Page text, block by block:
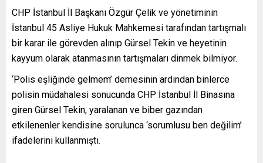
CHP İstanbul İl Başkanı Özgür Çelik ve yönetiminin
İstanbul 45 Asliye Hukuk Mahkemesi tarafından tartışmalı
bir karar ile görevden alınıp Gürsel Tekin ve heyetinin
kayyum olarak atanmasının tartışmaları dinmek bilmiyor.
‘Polis eşliğinde gelmem’ demesinin ardından binlerce
polisin müdahalesi sonucunda CHP İstanbul İl Binasına
giren Gürsel Tekin, yaralanan ve biber gazından
etkilenenler kendisine sorulunca ‘sorumlusu ben değilim’
ifadelerini kullanmıştı.